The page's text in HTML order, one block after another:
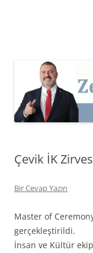
Çevik İK
Bir Cevap Yazın
Master of
gerçekleştirildi.
İnsan ve Kültür